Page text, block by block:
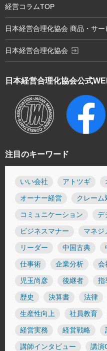
注目のキーワード
いい会社 アトツギ
オーナー経営 クレーム
コミュニケーション デ
ビジネスマナー マネジ
リーダー 中国古典
仕事術 企業分析 会
児玉尚彦 後継者 指
歴史 決算書 法律
生産性向上 社員教育
経営実務 経営戦略
講師インタビュー 講演
日本経営合理化協会公式
経営コラムTOP
日本経営合理化協会 商品・サー
日本経営合理化協会 exit_to_app